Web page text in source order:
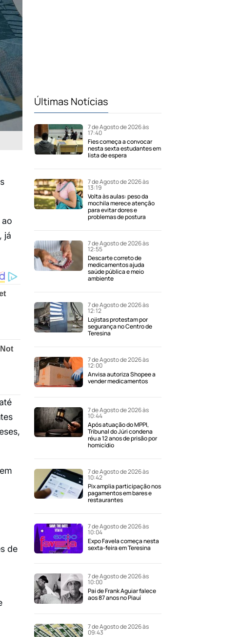
já
de
Últimas Notícias
7 de Agosto de 2026 às
17:40
Fies começa a convocar
nesta sexta estudantes em
lista de espera
7 de Agosto de 2026 às
13:19
Volta às aulas: peso da
mochila merece atenção
para evitar dores e
problemas de postura
7 de Agosto de 2026 às
12:55
Descarte correto de
medicamentos ajuda
saúde pública e meio
ambiente
7 de Agosto de 2026 às
12:12
Lojistas protestam por
segurança no Centro de
Teresina
7 de Agosto de 2026 às
12:00
Anvisa autoriza Shopee a
vender medicamentos
7 de Agosto de 2026 às
10:44
Após atuação do MPPI,
Tribunal do Júri condena
réu a 12 anos de prisão por
homicídio
7 de Agosto de 2026 às
10:42
Pix amplia participação nos
pagamentos em bares e
restaurantes
7 de Agosto de 2026 às
10:04
Expo Favela começa nesta
sexta-feira em Teresina
7 de Agosto de 2026 às
10:00
Pai de Frank Aguiar falece
aos 87 anos no Piauí
7 de Agosto de 2026 às
09:43